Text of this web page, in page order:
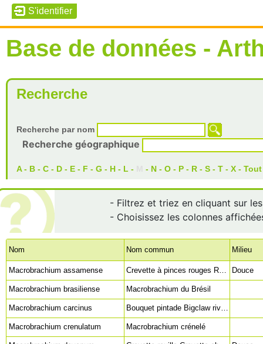
Base de données -
Recherche
Recherche par nom
Recherche géographique
A- B- C- D- E- F - G - H- L - - N- O- P- R- S- T- X- Tout
- Filtrez et triez en cliquant sur
- Choisissez les colonnes
Nom Nom commun Milieu
Macrobrachium assamense Crevette à pinces rouges Red claw longarm shrimp (en) Red Rusty shrimp (en) Douce
Macrobrachium brasiliense Macrobrachium du Brésil
Macrobrachium carcinus Bouquet pintade Bigclaw river shrimp (en)
Macrobrachium crenulatum Macrobrachium crénelé